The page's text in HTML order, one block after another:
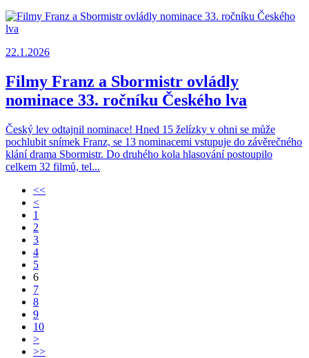
22.1.2026
Filmy Franz a Sbormistr ovládly
nominace 33. ročníku Českého lva
Český lev odtajnil nominace! Hned 15 želízky v ohni se může
pochlubit snímek Franz, se 13 nominacemi vstupuje do závěrečného
klání drama Sbormistr. Do druhého kola hlasování postoupilo
celkem 32 filmů, tel...
<<
<
1
2
3
4
5
6
7
8
9
10
>
>>